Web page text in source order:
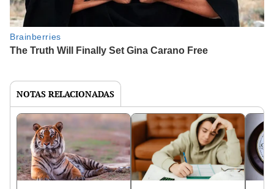
NOTAS RELACIONADAS